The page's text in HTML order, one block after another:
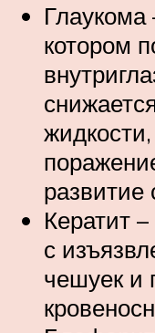
Глаукома
котором
развитие
Кератит
с
чешуек и